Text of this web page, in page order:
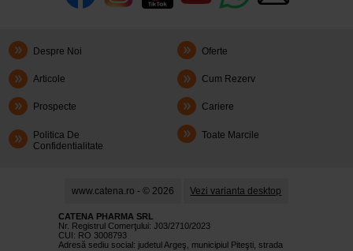
Despre Noi Oferte
Articole Cum Rezerv
Prospecte Cariere
Politica De
Confidentialitate
Toate Marcile
www.catena.ro - © 2026 Vezi varianta desktop
CATENA PHARMA SRL
Nr. Registrul Comerţului: J03/2710/2023
CUI: RO 3008793
Adresă sediu social: judetul Argeş, municipiul Piteşti, strada